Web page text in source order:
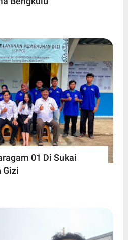
01 Di Sukai
Gizi